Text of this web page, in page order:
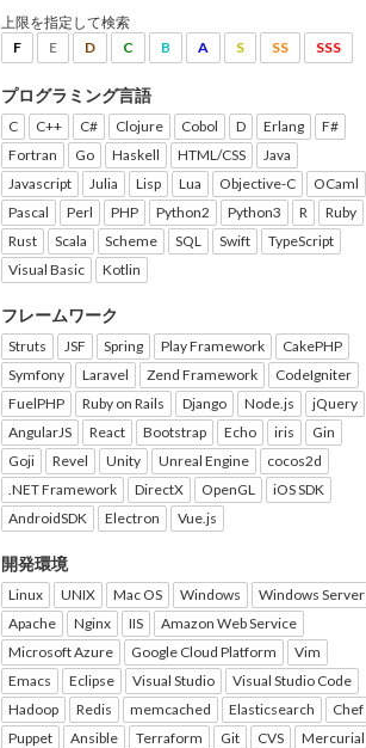
上限を指定して検索
F
E D C B A S SS SSS
プログラミング言語
C C++ C# Clojure Cobol D Erlang
F#
Fortran
Go Haskell HTML/CSS
Java
Javascript
Julia Lisp Lua Objective-C
OCaml
Pascal
Perl PHP Python2 Python3 R
Ruby
Rust
Scala Scheme SQL Swift
TypeScript
Visual Basic
Kotlin
フレームワーク
Struts JSF Spring Play Framework
CakePHP
Symfony
Laravel Zend Framework
CodeIgniter
FuelPHP
Ruby on Rails Django Node.js
jQuery
AngularJS
React Bootstrap Echo iris
Gin
Goji
Revel Unity Unreal Engine
cocos2d
.NET Framework
DirectX OpenGL
iOS SDK
AndroidSDK
Electron Vue.js
開発環境
Linux UNIX Mac OS Windows
Windows Server
Apache
Nginx IIS
Amazon Web Service
Microsoft Azure
Google Cloud Platform
Vim
Emacs
Eclipse Visual Studio
Visual Studio Code
Hadoop
Redis memcached Elasticsearch
Chef
Puppet
Ansible Terraform Git CVS
Mercurial